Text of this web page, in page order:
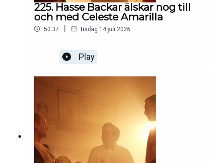
225. Hasse Backar älskar nog till
och med Celeste Amarilla
50:37 | tisdag 14 juli 2026
Play